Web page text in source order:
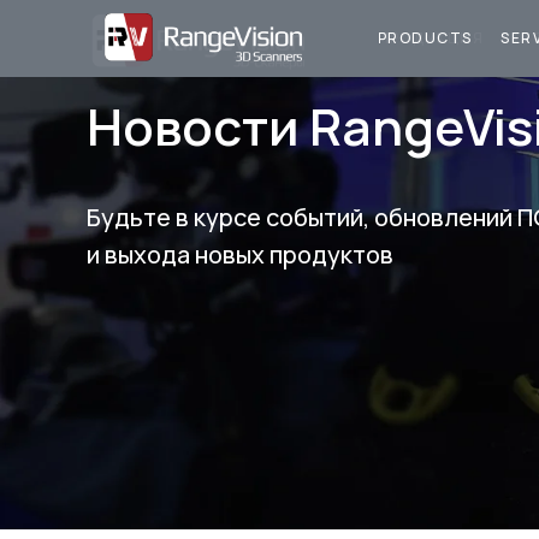
ПРОДУКЦИЯ
PRODUCTS
Будьте в курсе событий, обновлений
и выхода новых продуктов
Новости